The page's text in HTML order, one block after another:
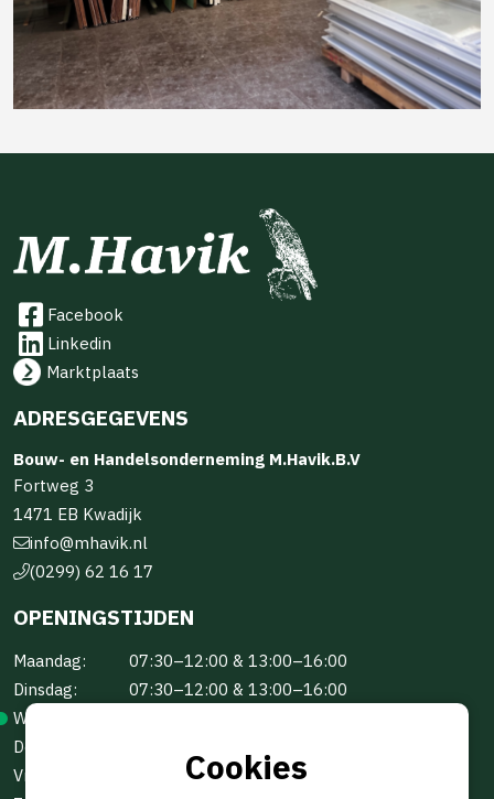
Facebook
Linkedin
Marktplaats
ADRESGEGEVENS
Bouw- en Handelsonderneming M.Havik.B.V
Fortweg 3
1471 EB Kwadijk
info@mhavik.nl
(0299) 62 16 17
OPENINGSTIJDEN
Maandag:
07:30–12:00 & 13:00–16:00
Dinsdag:
07:30–12:00 & 13:00–16:00
Woensdag:
Donderdag:
Vrijdag:
07:30–12:00 & 13:00–16:00
Cookies